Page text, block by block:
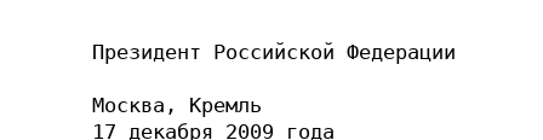
Президент Российской Федерации
     Москва, Кремль
     17 декабря 2009 года